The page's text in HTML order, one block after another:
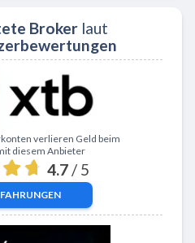
Brokerlaut
verlieren Geld beim
diesem Anbieter
4.7 / 5